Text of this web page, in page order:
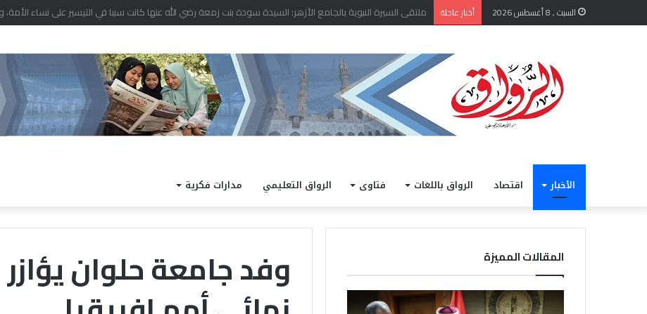
السبت , 8 أغسطس 2026 أخبار عاجلة الشيخ أيمن عبد الغني يعتمد نتيجة الدور الثاني للشهادة الثانوية الأزهرية لمعاهد فلسطين بنسبة نجاح 97.7%
الأخبار اقتصاد الرواق باللغات فتاوى الرواق التعليمي مدارات فكرية
وفد جامعة حلوان المقالات المميزة